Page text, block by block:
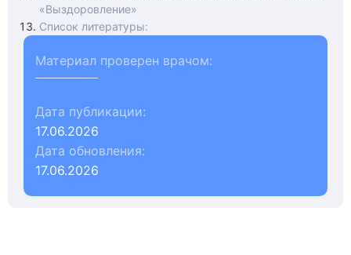
«Выздоровление»
Список литературы:
Материал проверен врачом:
Дата публикации:
17.06.2026
Дата обновления:
17.06.2026